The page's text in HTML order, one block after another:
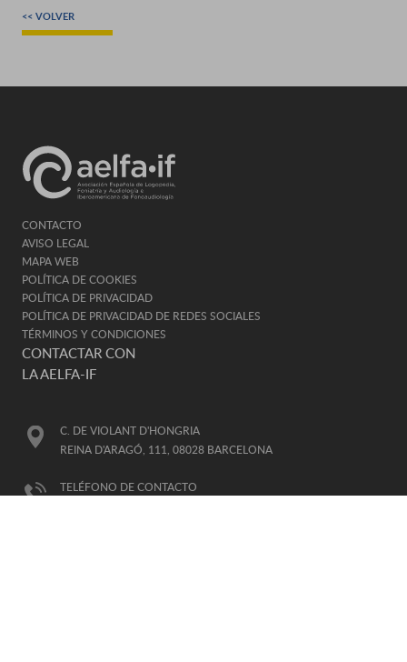
<< VOLVER
CONTACTO
AVISO LEGAL
MAPA WEB
POLÍTICA DE COOKIES
POLÍTICA DE PRIVACIDAD
POLÍTICA DE PRIVACIDAD DE REDES SOCIALES
TÉRMINOS Y CONDICIONES
CONTACTAR CON
LA AELFA-IF
C. DE VIOLANT D'HONGRIA
REINA D'ARAGÓ, 111, 08028 BARCELONA
TELÉFONO DE CONTACTO